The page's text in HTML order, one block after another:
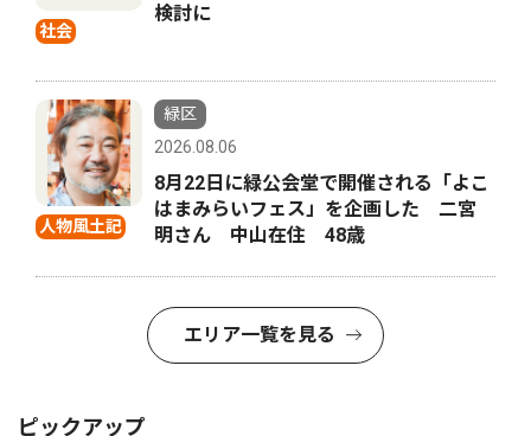
社会
検討に
人物風土記
緑区
2026.08.06
8月22日に緑公会堂で開催される「よこ
はまみらいフェス」を企画した 二宮
明さん 中山在住 48歳
エリア一覧を見る
ピックアップ